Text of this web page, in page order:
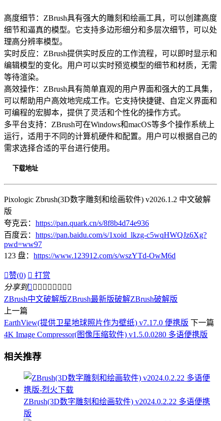
高度细节：ZBrush具有强大的雕刻和绘画工具，可以创建高度
细节和逼真的模型。它支持多边形细分和多层次细节，可以处
理高分辨率模型。
实时反应：ZBrush提供实时反应的工作流程，可以即时显示和
编辑模型的变化。用户可以实时预览模型的细节和材质，无需
等待渲染。
高效操作：ZBrush具有简单直观的用户界面和强大的工具集，
可以帮助用户高效地完成工作。它支持快捷键、自定义界面和
可编程的宏脚本，提供了灵活和个性化的操作方式。
多平台支持：ZBrush可在Windows和macOS等多个操作系统上
运行，适用于不同的计算机硬件和配置。用户可以根据自己的
需求选择合适的平台进行使用。
下载地址
Pixologic Zbrush(3D数字雕刻和绘画软件) v2026.1.2 中文破解
版
夸克云： https://pan.quark.cn/s/8f8b4d74e936
百度云： https://pan.baidu.com/s/1xoid_lkzg-c5wqHWQJz6Xg?
pwd=ww97
123 盘： https://www.123912.com/s/wszYTd-OwM6d
赞(0)  打赏
分享到        
ZBrush中文破解版ZBrush最新版破解ZBrush破解版
上一篇
EarthView(提供卫星地球照片作为壁纸) v7.17.0 便携版 下一篇
4K Image Compressor(图像压缩软件) v1.5.0.0280 多语便携版
相关推荐
ZBrush(3D数字雕刻和绘画软件) v2024.0.2.22 多语便携
版